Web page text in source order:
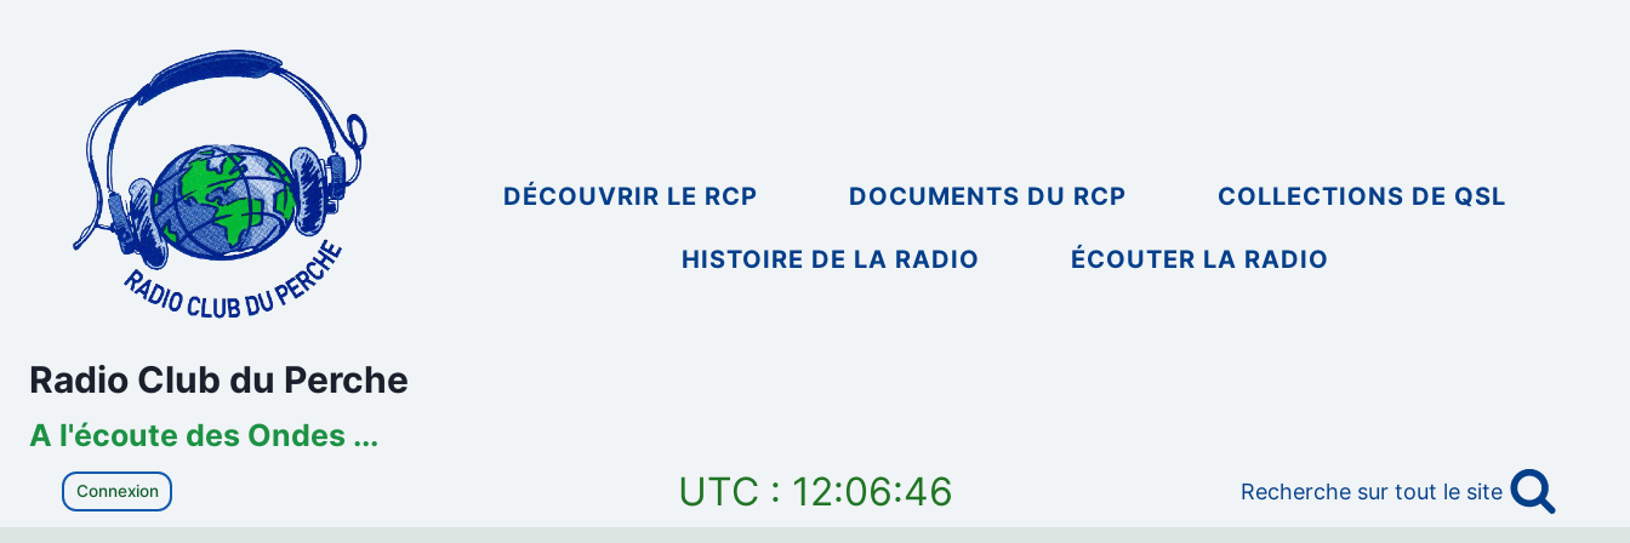
Radio Club du Perche
A l'écoute des Ondes ...
DÉCOUVRIR LE RCP DOCUMENTS DU RCP COLLECTIONS DE QSL
HISTOIRE DE LA RADIO ÉCOUTER LA RADIO
Connexion UTC : 12:06:46 Recherche sur tout le site